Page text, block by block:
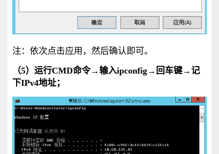
注：依次点击应用，然后确认即可。
（5）运行CMD命令→输入ipconfig→回车键→记
下IPv4地址；